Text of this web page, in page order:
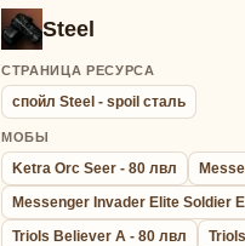
Steel
СТРАНИЦА РЕСУРСА
спойл Steel - spoil сталь
МОБЫ
Ketra Orc Seer - 80 лвл
Messenger Invader Elite Soldier
Triols Believer A - 80 лвл